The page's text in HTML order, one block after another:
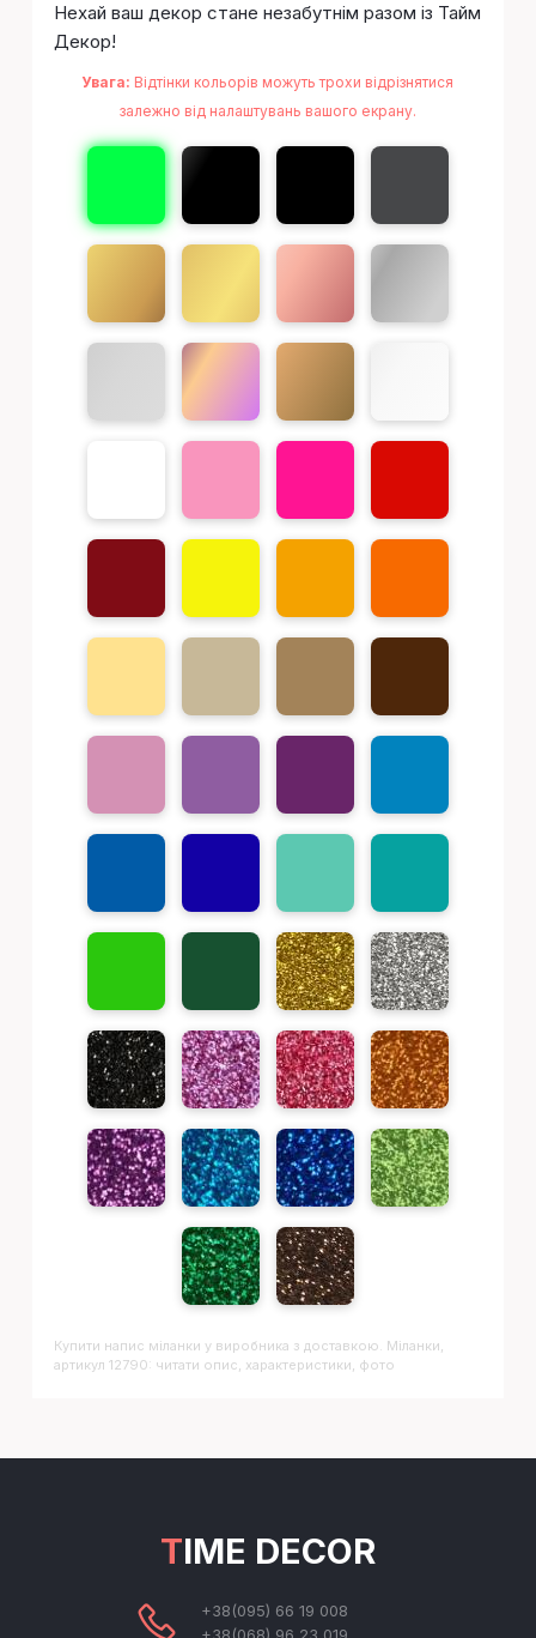
Нехай ваш декор стане незабутнім разом із Тайм
Декор!
Увага: Відтінки кольорів можуть трохи відрізнятися
залежно від налаштувань вашого екрану.
Купити напис Міланки у виробника з доставкою. Міланки,
артикул 12790: читати опис, характеристики, фото
TIME DECOR
+38(095) 66 19 008